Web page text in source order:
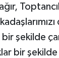
bir şekilde
bir